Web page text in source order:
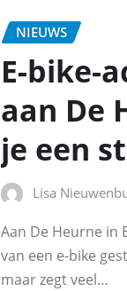
NIEUWS
E-bike-
aan De
je een
Lisa
Aan De Heurne in
van een e-bike
maar zegt veel…